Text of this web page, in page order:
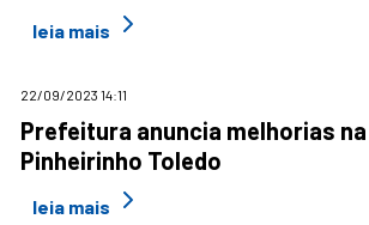
leia mais
22/09/2023 14:11
Prefeitura anuncia melhorias
Pinheirinho Toledo
leia mais